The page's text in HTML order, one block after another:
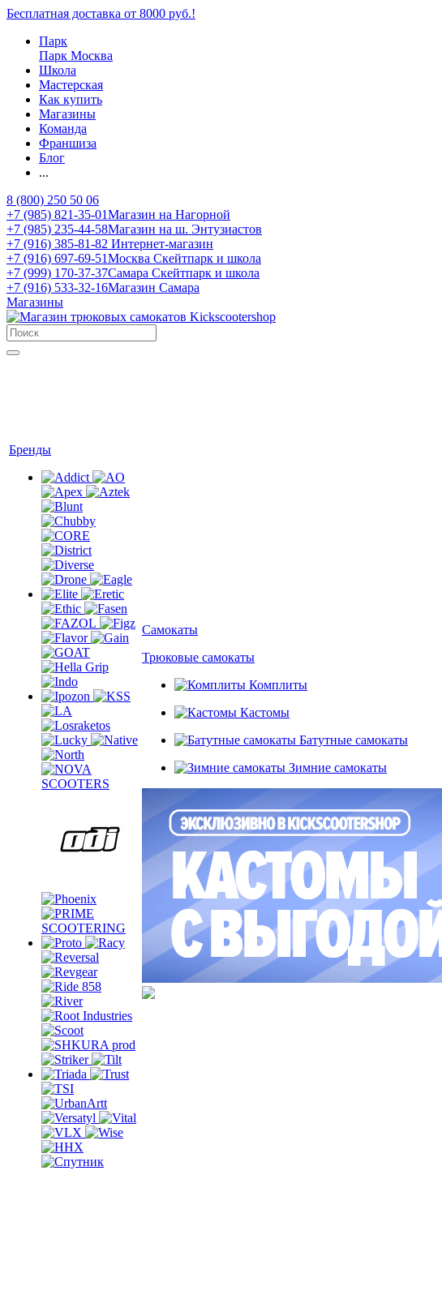
Бесплатная доставка от 8000 руб.!
Парк
Парк Москва
Школа
Мастерская
Как купить
Магазины
Команда
Франшиза
Блог
...
8 (800) 250 50 06
+7 (985) 821-35-01Магазин на Нагорной
+7 (985) 235-44-58Магазин на ш. Энтузиастов
+7 (916) 385-81-82 Интернет-магазин
+7 (916) 697-69-51Москва Скейтпарк и школа
+7 (999) 170-37-37Самара Скейтпарк и школа
+7 (916) 533-32-16Магазин Самара
Магазины
Бренды
Самокаты
Трюковые самокаты
Комплиты
Кастомы
Батутные самокаты
Зимние самокаты